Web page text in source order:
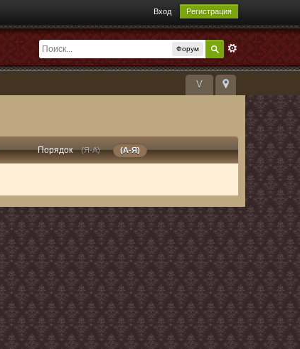
Вход Регистрация
Форум
V
Порядок (Я-А) (А-Я)